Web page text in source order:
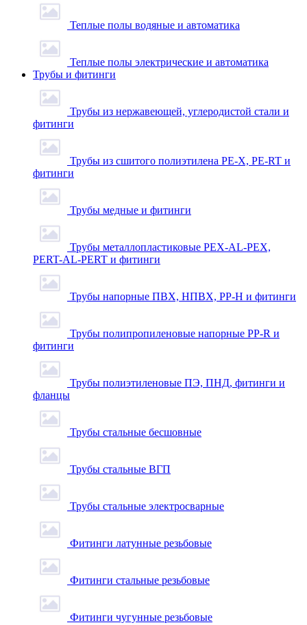
Теплые полы водяные и автоматика
Теплые полы электрические и автоматика
Трубы и фитинги
Трубы из нержавеющей, углеродистой стали и
фитинги
Трубы из сшитого полиэтилена PE-X, PE-RT и
фитинги
Трубы медные и фитинги
Трубы металлопластиковые PEX-AL-PEX,
PERT-AL-PERT и фитинги
Трубы напорные ПВХ, НПВХ, PP-H и фитинги
Трубы полипропиленовые напорные PP-R и
фитинги
Трубы полиэтиленовые ПЭ, ПНД, фитинги и
фланцы
Трубы стальные бесшовные
Трубы стальные ВГП
Трубы стальные электросварные
Фитинги латунные резьбовые
Фитинги стальные резьбовые
Фитинги чугунные резьбовые